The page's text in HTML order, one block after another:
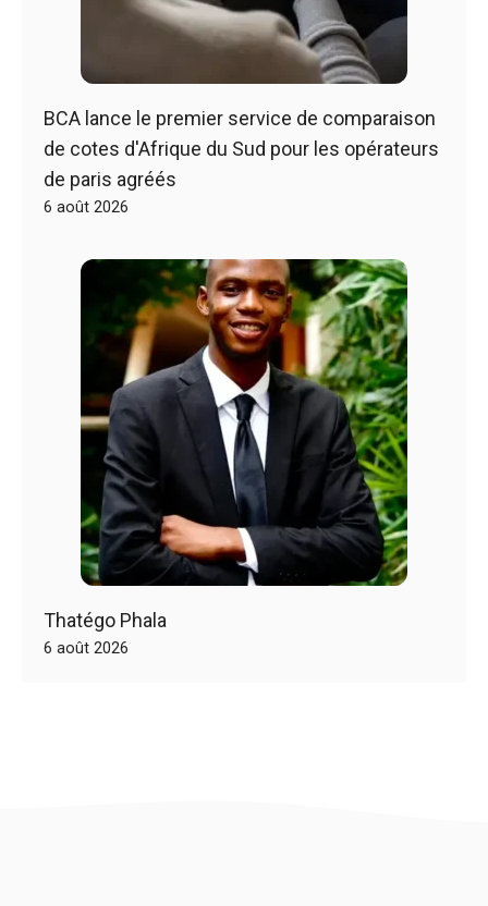
BCA lance le premier service de comparaison
de cotes d'Afrique du Sud pour les opérateurs
de paris agréés
6 août 2026
Thatégo Phala
6 août 2026